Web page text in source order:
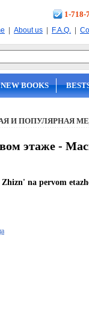
1-718-
| About us | F.A.Q. |
NEW BOOKS
И ПОПУЛЯРНАЯ
этаже -
na pervom